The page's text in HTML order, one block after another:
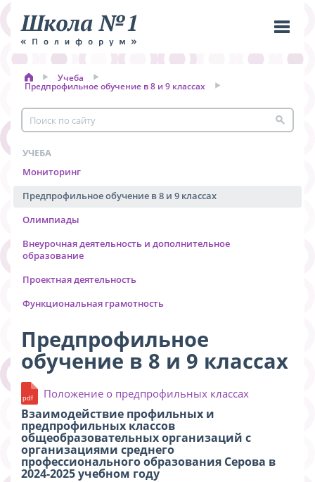
меню
Учеба
Предпрофильное обучение в 8 и 9 классах
УЧЕБА
Мониторинг
Предпрофильное обучение в 8 и 9 классах
Олимпиады
Внеурочная деятельность и дополнительное
образование
Проектная деятельность
Функциональная грамотность
Предпрофильное
обучение в 8 и 9 классах
Положение о предпрофильных классах
Взаимодействие профильных и
предпрофильных классов
общеобразовательных организаций с
организациями среднего
профессионального образования Серова в
2024-2025 учебном году